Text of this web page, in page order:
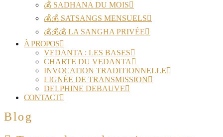
💰 SADHANA DU MOIS
💰💰 SATSANGS MENSUELS
💰💰💰 LA SANGHA PRIVÉE
À PROPOS
VEDANTA : LES BASES
CHARTE DU VEDANTA
INVOCATION TRADITIONNELLE
LIGNÉE DE TRANSMISSION
DELPHINE DEBAUVE
CONTACT
Blog